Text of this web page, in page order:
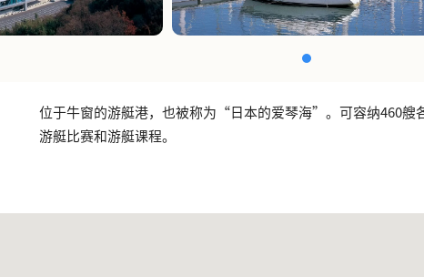
位于牛窗的游艇港，也被称为“日本的爱琴海”。可容纳460艘
游艇比赛和游艇课程。